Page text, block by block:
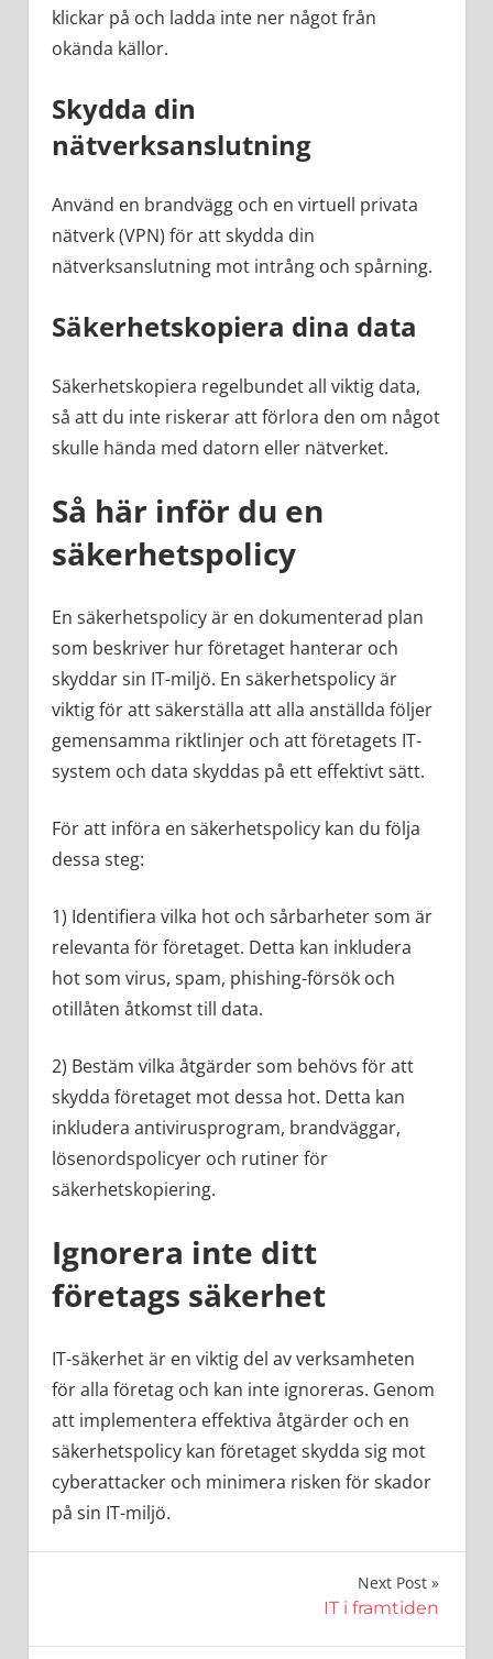
klickar på och ladda inte ner något från
okända källor.
Skydda din
nätverksanslutning
Använd en brandvägg och en virtuell privata
nätverk (VPN) för att skydda din
nätverksanslutning mot intrång och spårning.
Säkerhetskopiera dina data
Säkerhetskopiera regelbundet all viktig data,
så att du inte riskerar att förlora den om något
skulle hända med datorn eller nätverket.
Så här inför du en
säkerhetspolicy
En säkerhetspolicy är en dokumenterad plan
som beskriver hur företaget hanterar och
skyddar sin IT-miljö. En säkerhetspolicy är
viktig för att säkerställa att alla anställda följer
gemensamma riktlinjer och att företagets IT-
system och data skyddas på ett effektivt sätt.
För att införa en säkerhetspolicy kan du följa
dessa steg:
1) Identifiera vilka hot och sårbarheter som är
relevanta för företaget. Detta kan inkludera
hot som virus, spam, phishing-försök och
otillåten åtkomst till data.
2) Bestäm vilka åtgärder som behövs för att
skydda företaget mot dessa hot. Detta kan
inkludera antivirusprogram, brandväggar,
lösenordspolicyer och rutiner för
säkerhetskopiering.
Ignorera inte ditt
företags säkerhet
IT-säkerhet är en viktig del av verksamheten
för alla företag och kan inte ignoreras. Genom
att implementera effektiva åtgärder och en
säkerhetspolicy kan företaget skydda sig mot
cyberattacker och minimera risken för skador
på sin IT-miljö.
Inläggsnavigering
Next Post
IT i framtiden